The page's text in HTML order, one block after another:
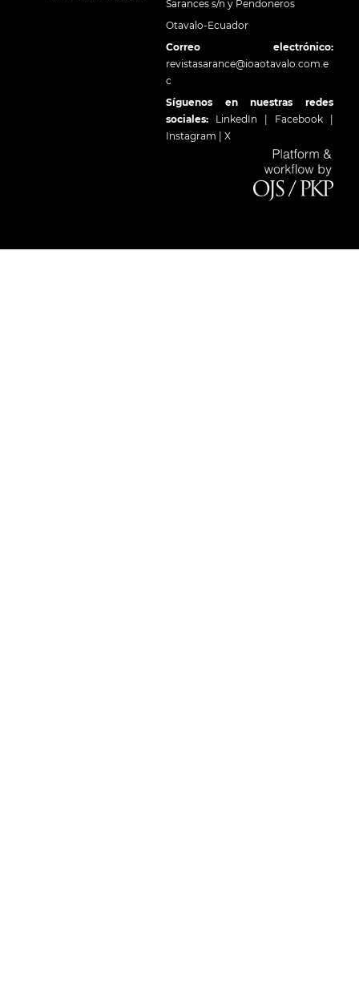
Sarances s/n y Pendoneros
Otavalo-Ecuador
Correo electrónico:
revistasarance@ioaotavalo.com.e
c
Síguenos en nuestras redes
sociales: LinkedIn Facebook
Instagram
X